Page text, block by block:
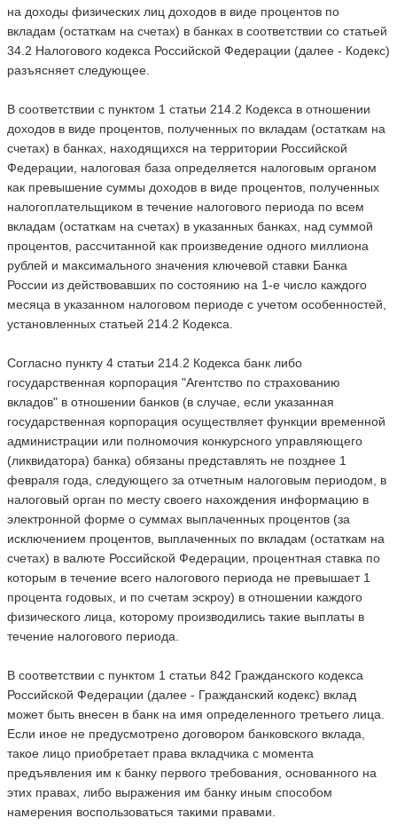
на доходы физических лиц доходов в виде процентов по
вкладам (остаткам на счетах) в банках в соответствии со статьей
34.2 Налогового кодекса Российской Федерации (далее - Кодекс)
разъясняет следующее.
В соответствии с пунктом 1 статьи 214.2 Кодекса в отношении
доходов в виде процентов, полученных по вкладам (остаткам на
счетах) в банках, находящихся на территории Российской
Федерации, налоговая база определяется налоговым органом
как превышение суммы доходов в виде процентов, полученных
налогоплательщиком в течение налогового периода по всем
вкладам (остаткам на счетах) в указанных банках, над суммой
процентов, рассчитанной как произведение одного миллиона
рублей и максимального значения ключевой ставки Банка
России из действовавших по состоянию на 1-е число каждого
месяца в указанном налоговом периоде с учетом особенностей,
установленных статьей 214.2 Кодекса.
Согласно пункту 4 статьи 214.2 Кодекса банк либо
государственная корпорация "Агентство по страхованию
вкладов" в отношении банков (в случае, если указанная
государственная корпорация осуществляет функции временной
администрации или полномочия конкурсного управляющего
(ликвидатора) банка) обязаны представлять не позднее 1
февраля года, следующего за отчетным налоговым периодом, в
налоговый орган по месту своего нахождения информацию в
электронной форме о суммах выплаченных процентов (за
исключением процентов, выплаченных по вкладам (остаткам на
счетах) в валюте Российской Федерации, процентная ставка по
которым в течение всего налогового периода не превышает 1
процента годовых, и по счетам эскроу) в отношении каждого
физического лица, которому производились такие выплаты в
течение налогового периода.
В соответствии с пунктом 1 статьи 842 Гражданского кодекса
Российской Федерации (далее - Гражданский кодекс) вклад
может быть внесен в банк на имя определенного третьего лица.
Если иное не предусмотрено договором банковского вклада,
такое лицо приобретает права вкладчика с момента
предъявления им к банку первого требования, основанного на
этих правах, либо выражения им банку иным способом
намерения воспользоваться такими правами.